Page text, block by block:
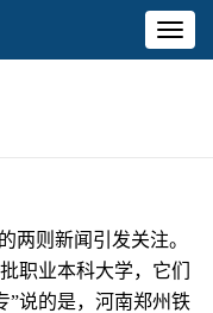
则新闻引发关注。
职业本科大学，它们
”说的是，河南郑州铁